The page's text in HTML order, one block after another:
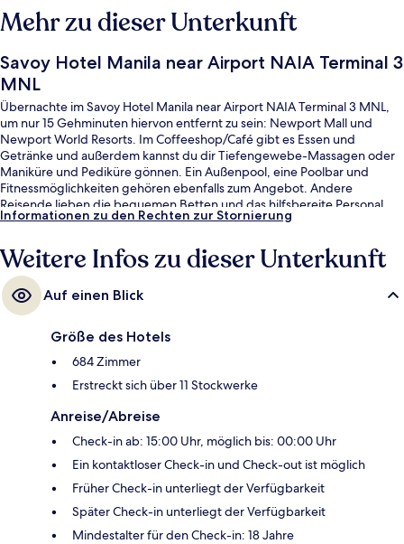
Mehr zu dieser Unterkunft
Savoy Hotel Manila near Airport NAIA Terminal 3
MNL
Übernachte im Savoy Hotel Manila near Airport NAIA Terminal 3 MNL,
um nur 15 Gehminuten hiervon entfernt zu sein: Newport Mall und
Newport World Resorts. Im Coffeeshop/Café gibt es Essen und
Getränke und außerdem kannst du dir Tiefengewebe-Massagen oder
Maniküre und Pediküre gönnen. Ein Außenpool, eine Poolbar und
Fitnessmöglichkeiten gehören ebenfalls zum Angebot. Andere
Reisende lieben die bequemen Betten und das hilfsbereite Personal.
Informationen zu den Rechten zur Stornierung
Weitere Infos zu dieser Unterkunft
Auf einen Blick
Größe des Hotels
684 Zimmer
Erstreckt sich über 11 Stockwerke
Anreise/Abreise
Check-in ab: 15:00 Uhr, möglich bis: 00:00 Uhr
Ein kontaktloser Check-in und Check-out ist möglich
Früher Check-in unterliegt der Verfügbarkeit
Später Check-in unterliegt der Verfügbarkeit
Mindestalter für den Check-in: 18 Jahre